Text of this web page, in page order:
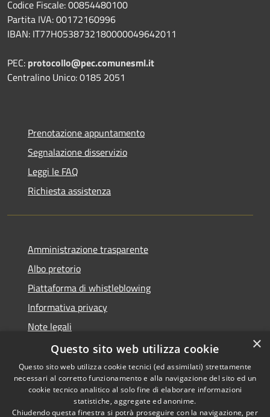
Codice Fiscale: 00854480100
Partita IVA: 00172160996
IBAN: IT77H0538732180000049642011
PEC: protocollo@pec.comunesml.it
Centralino Unico: 0185 2051
Prenotazione appuntamento
Segnalazione disservizio
Leggi le FAQ
Richiesta assistenza
Amministrazione trasparente
Albo pretorio
Piattaforma di whistleblowing
Informativa privacy
Note legali
Dichiarazione di accessibilità
RSS
© 2022 • Comune di Santa
×
Questo sito web utilizza cookie
Questo sito web utilizza cookie tecnici (ed assimilati) strettamente
necessari al corretto funzionamento e alla navigazione del sito ed un
cookie tecnico analitico al solo fine di elaborare informazioni
statistiche, aggregate ed anonime.
Chiudendo questa finestra si potrà proseguire con la navigazione, per